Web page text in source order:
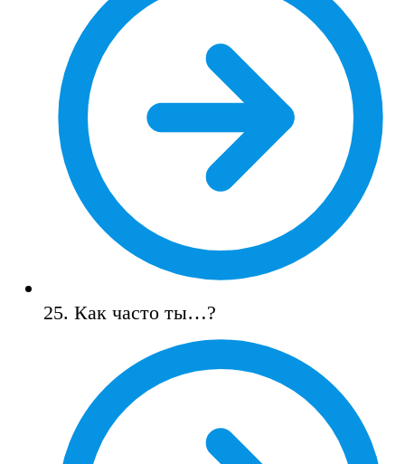
25. Как часто ты…?